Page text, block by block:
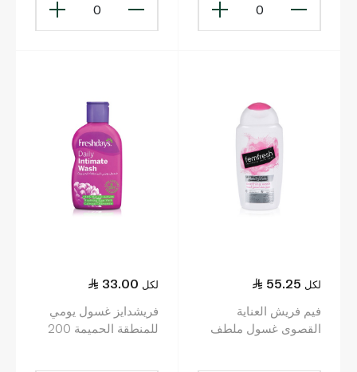
0
0
55.25 لكل
فيم فريش العناية
القصوى غسول ملطف
33.00 لكل
فريشدايز غسول يومي
للمنطقة الحميمة 200